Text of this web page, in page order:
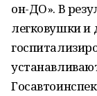
он-ДО». В
легковушки и